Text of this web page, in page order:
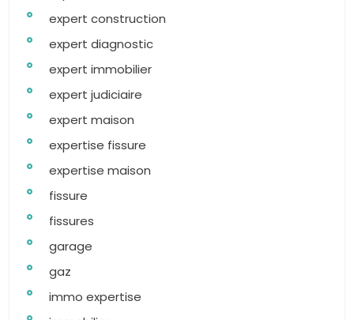
expert construction
expert diagnostic
expert immobilier
expert judiciaire
expert maison
expertise fissure
expertise maison
fissure
fissures
garage
gaz
immo expertise